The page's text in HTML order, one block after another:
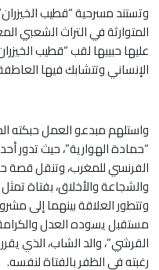
وتستند مسرحية “قطيب
المتوارثة في التراث الشعبي
عليها حبيبها لقب “قطيب
الإنساني وتتشابك فيها
واستلهم مبدعو العمل حبكته
“حمادة الهوارية”، حيث تدور
الفرنسي للمغرب، وتنقل قصة
والشجاعة والأخلاق، بفتاة تمثل
وتتطور العلاقة بينهما إلى
مستقبل يسوده العدل
القرشي”، والد الشاب، الذي
رغبته في الظفر بالفتاة لنفسه.